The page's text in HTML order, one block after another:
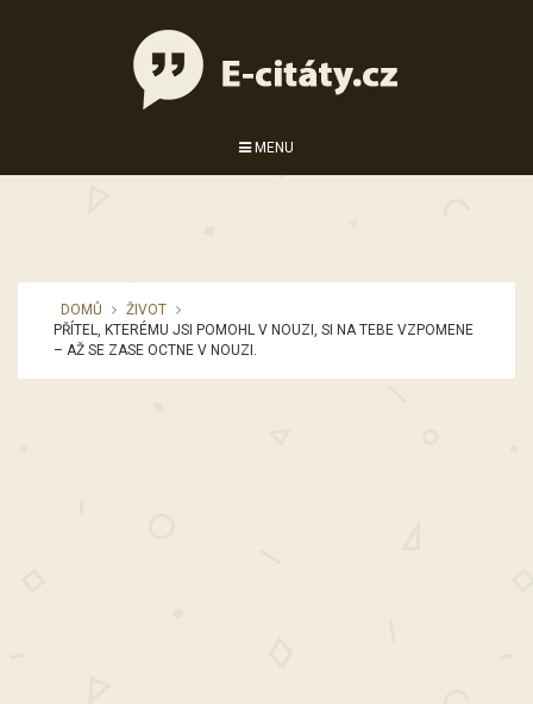
MENU
DOMŮ
ŽIVOT
PŘÍTEL, KTERÉMU JSI POMOHL V NOUZI, SI NA TEBE VZPOMENE
– AŽ SE ZASE OCTNE V NOUZI.